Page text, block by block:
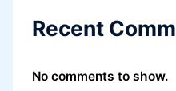
Recent
No comments to show.